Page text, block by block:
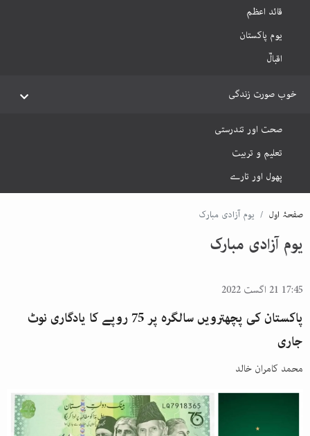
قائد اعظم
یوم پاکستان
اقبالؒ
خوب صورت زندگی
صحت اور تندرستی
تعلیم و تربیت
پھول اور تارے
صفحۂ اول یوم آزادی مبارک
یوم آزادی مبارک
17:45 21 اگست 2022
پاکستان کی پچھترویں سالگرہ پر 75 روپے کا یادگاری نوٹ
جاری
محمد کامران خالد